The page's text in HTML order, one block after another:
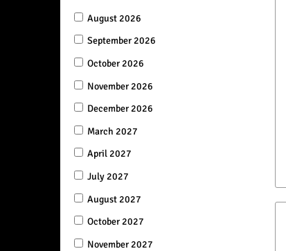
August 2026
September 2026
October 2026
November 2026
December 2026
March 2027
April 2027
July 2027
August 2027
October 2027
November 2027